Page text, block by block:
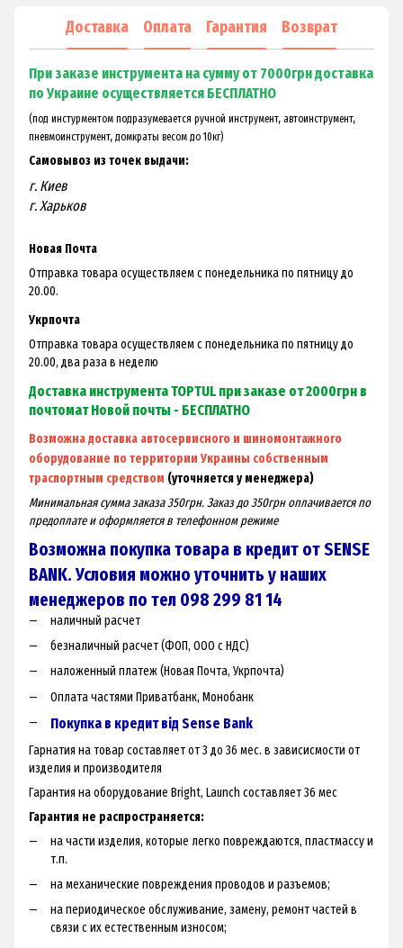
Доставка Оплата Гарантия Возврат
При заказе инструмента на сумму от 7000грн доставка
по Украине осуществляется БЕСПЛАТНО
(под инстурментом подразумевается ручной инструмент, автоинструмент,
пневмоинструмент, домкраты весом до 10кг)
Самовывоз из точек выдачи:
г. Киев
г. Харьков
Новая Почта
Отправка товара осуществляем с понедельника по пятницу до
20.00.
Укрпочта
Отправка товара осуществляем с понедельника по пятницу до
20.00, два раза в неделю
Доставка инструмента TOPTUL при заказе от 2000грн в
почтомат Новой почты - БЕСПЛАТНО
Возможна доставка автосервисного и шиномонтажного
оборудование по территории Украины собственным
траспортным средством (уточняется у менеджера)
Минимальная сумма заказа 350грн. Заказ до 350грн оплачивается по
предоплате и оформляется в телефонном режиме
Возможна покупка товара в кредит от SENSE
BANK. Условия можно уточнить у наших
менеджеров по тел 098 299 81 14
наличный расчет
безналичный расчет (ФОП, ООО с НДС)
наложенный платеж (Новая Почта, Укрпочта)
Оплата частями Приватбанк, Монобанк
Покупка в кредит від Sense Bank
Гарнатия на товар составляет от 3 до 36 мес. в зависисмости от
изделия и производителя
Гарантия на оборудование Bright, Launch составляет 36 мес
Гарантия не распространяется:
на части изделия, которые легко повреждаются, пластмассу и
т.п.
на механические повреждения проводов и разъемов;
на периодическое обслуживание, замену, ремонт частей в
связи с их естественным износом;